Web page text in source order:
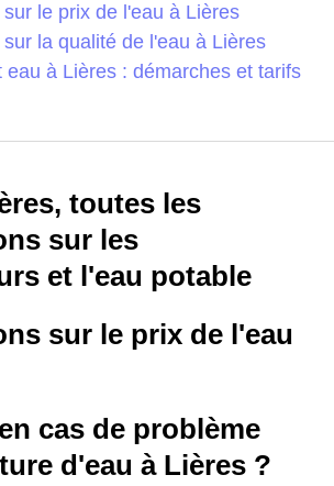
le prix de l'eau à Lières
la qualité de l'eau à Lières
eau à Lières : démarches et tarifs
toutes les
sur les
et l'eau potable
sur le prix de l'eau
cas de problème
d'eau à Lières ?